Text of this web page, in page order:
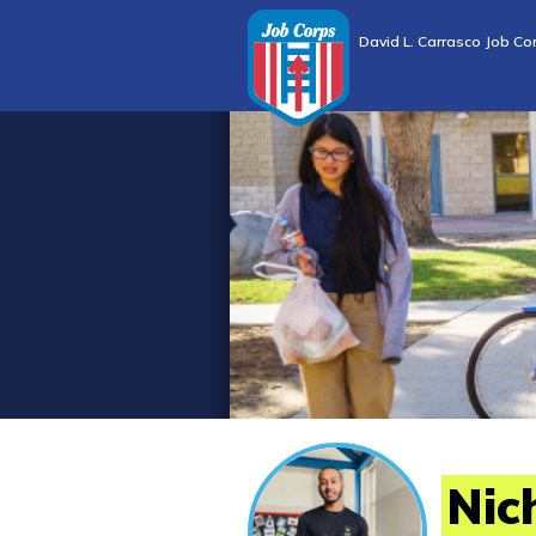
David L. Carrasco Job